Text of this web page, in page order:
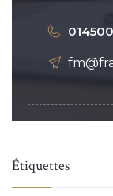
Étiquettes